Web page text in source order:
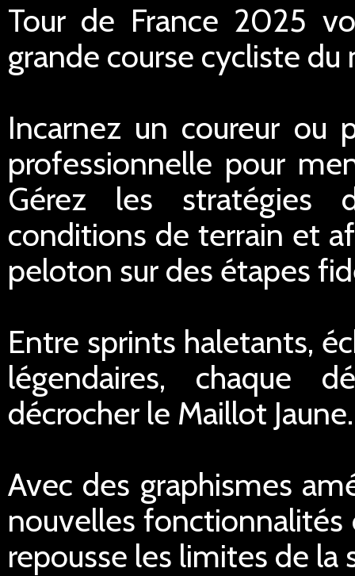
Tour de France 2025
grande course cycliste du
Incarnez un coureur ou
professionnelle pour
Gérez les stratégies
conditions de terrain et
peloton sur des étapes
Entre sprints haletants,
légendaires, chaque
décrocher le Maillot Jaune.
Avec des graphismes
nouvelles fonctionnalités
repousse les limites de la